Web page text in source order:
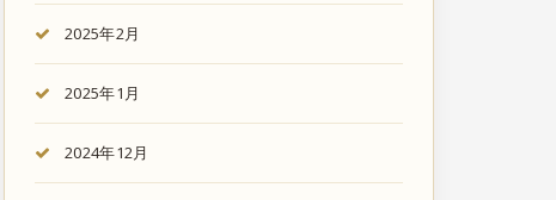
2025年2月
2025年1月
2024年12月